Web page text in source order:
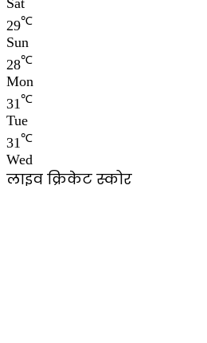
Sat
29℃
Sun
28℃
Mon
31℃
Tue
31℃
Wed
लाइव क्रिकेट स्कोर